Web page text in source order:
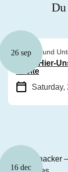
Du
26 sep
Theater und
Tanz: Hier-
zweite
Saturday,
16 dec